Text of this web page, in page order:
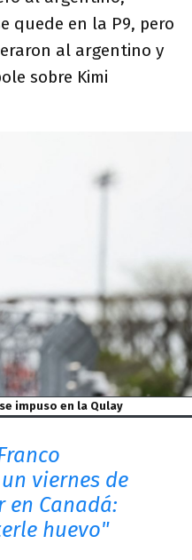
quede en la P9, pero
al argentino y
sobre Kimi
impuso en la Qulay
viernes de
en Canadá:
huevo"